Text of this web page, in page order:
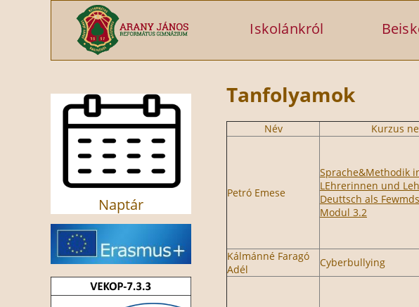
Ugrás a tartalomra
Iskolánkról
Naptár
Tanfolyamok
Név Kurzus
Petró Emese
Sprache&Methodik
LEhrerinnen und
Deuttsch als
Modul 3.2
Kálmánné Faragó
Adél
Cyberbullying